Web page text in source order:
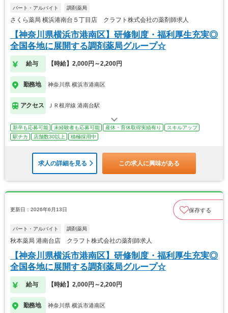
パート・アルバイト 調剤薬局
さくら薬局 横浜港南台５丁目店 クラフト株式会社の薬剤師求人
【神奈川県横浜市港南区】研修制度・福利厚生充実◎
全国各地に展開する調剤薬局グループ☆
給与 【時給】2,000円～2,200円
勤務地 神奈川県 横浜市港南区
アクセス ＪＲ根岸線 港南台駅
新卒も応募可能 未経験者も応募可能 産休・育休取得実績有り
スキルアップ
駅チカ
店舗数30以上 積極採用中
求人の詳細を見る この求人に興味がある
更新日：2026年6月13日 保存する
パート・アルバイト 調剤薬局
秋本薬局 港南台店 クラフト株式会社の薬剤師求人
【神奈川県横浜市港南区】研修制度・福利厚生充実◎
全国各地に展開する調剤薬局グループ☆
給与 【時給】2,000円～2,200円
勤務地 神奈川県 横浜市港南区